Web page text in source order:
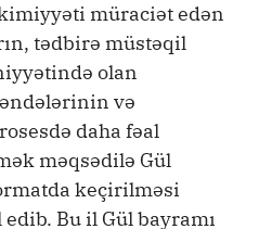
müraciət edən
tədbirə müstəqil
olan
və
daha fəal
məqsədilə Gül
keçirilməsi
Bu il Gül bayramı